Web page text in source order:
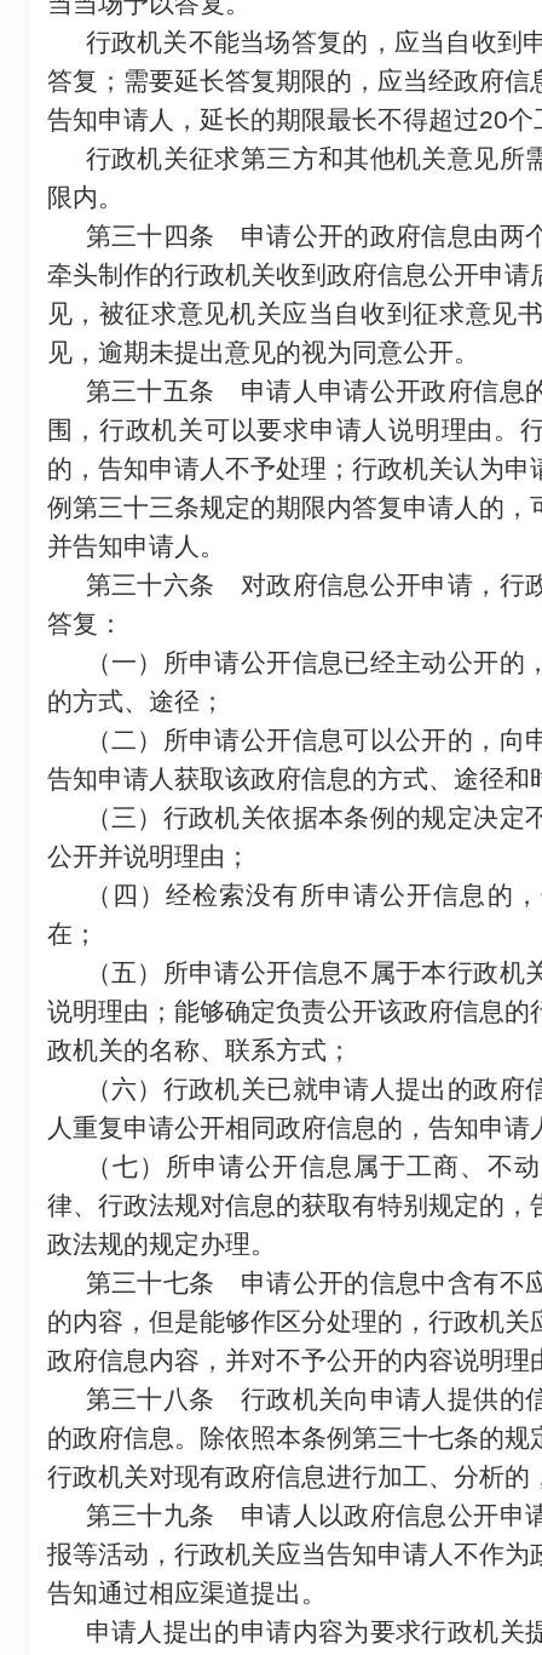
行政机关不能当场答复的，应当自收到
答复；需要延长答复期限的，应当经政府
告知申请人，延长的期限最长不得超过20个
行政机关征求第三方和其他机关意见所
限内。
第三十四条 申请公开的政府信息由两
牵头制作的行政机关收到政府信息公开申
见，被征求意见机关应当自收到征求意见
见，逾期未提出意见的视为同意公开。
第三十五条 申请人申请公开政府信息
围，行政机关可以要求申请人说明理由。
的，告知申请人不予处理；行政机关认为
例第三十三条规定的期限内答复申请人的
并告知申请人。
第三十六条 对政府信息公开申请，行
答复：
（一）所申请公开信息已经主动公开
的方式、途径；
（二）所申请公开信息可以公开的，
告知申请人获取该政府信息的方式、途径和
（三）行政机关依据本条例的规定决
公开并说明理由；
（四）经检索没有所申请公开信息的
在；
（五）所申请公开信息不属于本行政
说明理由；能够确定负责公开该政府信息
政机关的名称、联系方式；
（六）行政机关已就申请人提出的政
人重复申请公开相同政府信息的，告知申请
（七）所申请公开信息属于工商、不
律、行政法规对信息的获取有特别规定的
政法规的规定办理。
第三十七条 申请公开的信息中含有不
的内容，但是能够作区分处理的，行政机
政府信息内容，并对不予公开的内容说明理
第三十八条 行政机关向申请人提供的
的政府信息。除依照本条例第三十七条的
行政机关对现有政府信息进行加工、分析的
第三十九条 申请人以政府信息公开申
报等活动，行政机关应当告知申请人不作
告知通过相应渠道提出。
申请人提出的申请内容为要求行政机关